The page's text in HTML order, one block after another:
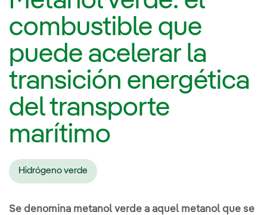
combustible que
puede acelerar la
transición energética
del transporte
marítimo
Hidrógeno verde
Se denomina metanol verde a aquel metanol que se